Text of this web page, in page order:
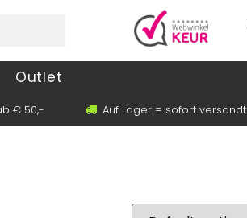
Outlet
€ 50,- Auf Lager = sofort versandt